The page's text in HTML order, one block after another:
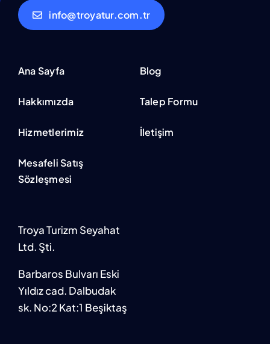
info@troyatur.com.tr
Ana Sayfa
Hakkımızda
Hizmetlerimiz
Mesafeli Satış
Sözleşmesi
Blog
Talep Formu
İletişim
Troya Turizm Seyahat
Ltd. Şti.
Barbaros Bulvarı Eski
Yıldız cad. Dalbudak
sk. No:2 Kat:1 Beşiktaş